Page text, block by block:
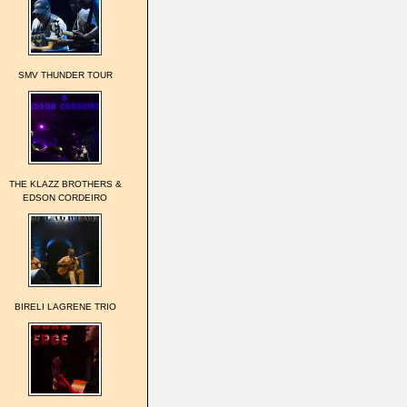
SMV THUNDER TOUR
THE KLAZZ BROTHERS &
EDSON CORDEIRO
BIRELI LAGRENE TRIO